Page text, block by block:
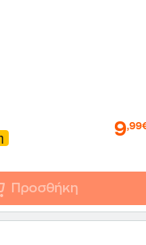
9
Προσθήκη